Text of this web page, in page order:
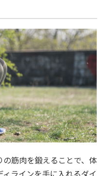
筋肉を鍛えることで、体